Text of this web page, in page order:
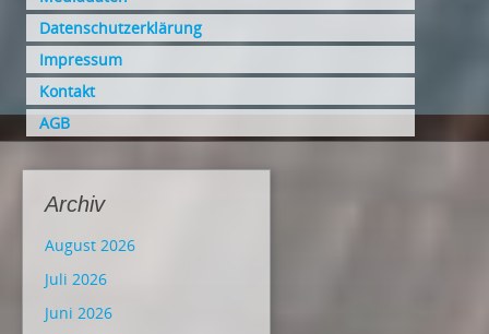
Datenschutzerklärung
Impressum
Kontakt
AGB
Archiv
August 2026
Juli 2026
Juni 2026